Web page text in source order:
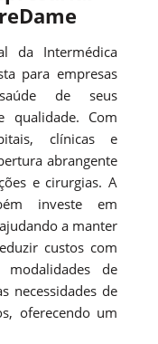
da Intermédica
para empresas
de seus
qualidade. Com
clínicas e
abrangente
e cirurgias. A
investe em
a manter
custos com
modalidades de
necessidades de
oferecendo um